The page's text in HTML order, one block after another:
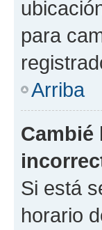
para
Arriba
Cambié
Si está
horario